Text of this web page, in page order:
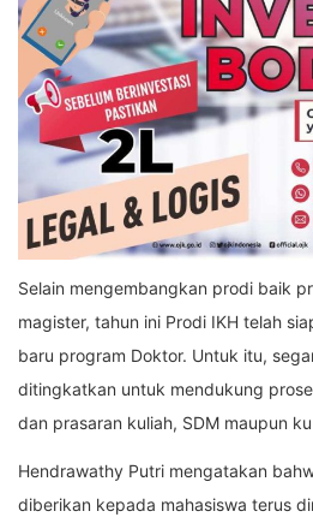
Selain mengembangkan prodi baik
magister, tahun ini Prodi IKH telah
baru program Doktor. Untuk itu,
ditingkatkan untuk mendukung
dan prasaran kuliah, SDM maupun
Hendrawathy Putri mengatakan
diberikan kepada mahasiswa terus